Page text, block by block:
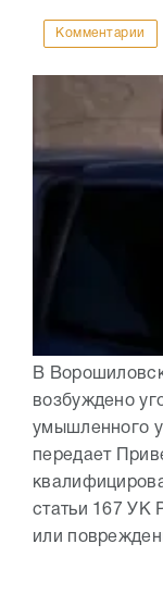
Комментарии
В
возбуждено
умышленного
передает
статьи 167 УК
или